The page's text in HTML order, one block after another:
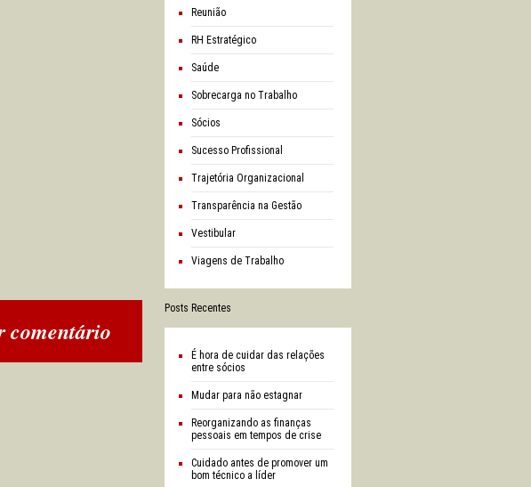
Reunião
RH Estratégico
Saúde
Sobrecarga no Trabalho
Sócios
Sucesso Profissional
Trajetória Organizacional
Transparência na Gestão
Vestibular
Viagens de Trabalho
Posts Recentes
É hora de cuidar das relações
entre sócios
Mudar para não estagnar
Reorganizando as finanças
pessoais em tempos de crise
Cuidado antes de promover um
bom técnico a líder